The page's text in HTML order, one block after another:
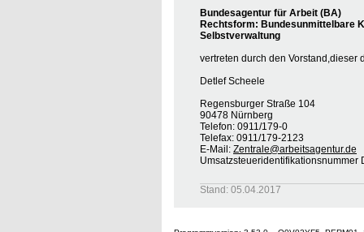
Bundesagentur für Arbeit (BA)
Rechtsform: Bundesunmittelbare
Selbstverwaltung
vertreten durch den Vorstand,dieser
Detlef Scheele
Regensburger Straße 104
90478 Nürnberg
Telefon: 0911/179-0
Telefax: 0911/179-2123
E-Mail: Zentrale@arbeitsagentur.de
Umsatzsteueridentifikationsnummer
Stand: 05.04.2017